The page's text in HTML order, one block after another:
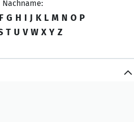
Nachname:
F G H I J K L M N O P
T U V W X Y Z